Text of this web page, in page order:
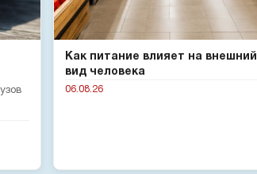
Как питание влияет на внешний
вид человека
06.08.26